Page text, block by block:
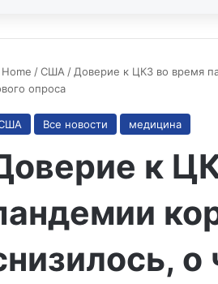
Home /США / Доверие к ЦКЗ во время
опроса
Все новости медицина
к
о